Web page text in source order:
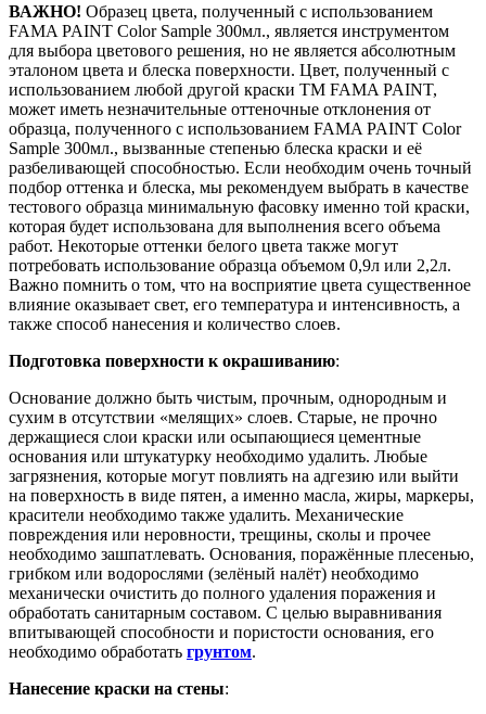
ВАЖНО! Образец цвета, полученный с использованием
FAMA PAINT Color Sample 300мл., является инструментом
для выбора цветового решения, но не является абсолютным
эталоном цвета и блеска поверхности. Цвет, полученный с
использованием любой другой краски ТМ FAMA PAINT,
может иметь незначительные оттеночные отклонения от
образца, полученного с использованием FAMA PAINT Color
Sample 300мл., вызванные степенью блеска краски и её
разбеливающей способностью. Если необходим очень точный
подбор оттенка и блеска, мы рекомендуем выбрать в качестве
тестового образца минимальную фасовку именно той краски,
которая будет использована для выполнения всего объема
работ. Некоторые оттенки белого цвета также могут
потребовать использование образца объемом 0,9л или 2,2л.
Важно помнить о том, что на восприятие цвета существенное
влияние оказывает свет, его температура и интенсивность, а
также способ нанесения и количество слоев.
Подготовка поверхности к окрашиванию:
Основание должно быть чистым, прочным, однородным и
сухим в отсутствии «мелящих» слоев. Старые, не прочно
держащиеся слои краски или осыпающиеся цементные
основания или штукатурку необходимо удалить. Любые
загрязнения, которые могут повлиять на адгезию или выйти
на поверхность в виде пятен, а именно масла, жиры, маркеры,
красители необходимо также удалить. Механические
повреждения или неровности, трещины, сколы и прочее
необходимо зашпатлевать. Основания, поражённые плесенью,
грибком или водорослями (зелёный налёт) необходимо
механически очистить до полного удаления поражения и
обработать санитарным составом. С целью выравнивания
впитывающей способности и пористости основания, его
необходимо обработать грунтом.
Нанесение краски на стены: